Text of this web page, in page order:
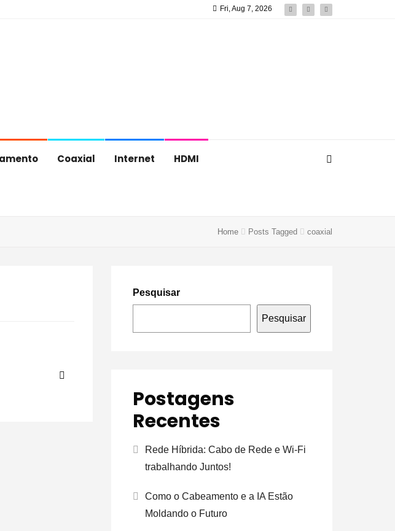
Fri, Aug 7, 2026
Coaxial Internet HDMI
Home Posts Tagged coaxial
Pesquisar
Pesquisar
Postagens
Recentes
Rede Híbrida: Cabo de Rede e Wi-Fi
trabalhando Juntos!
Como o Cabeamento e a IA Estão
Moldando o Futuro